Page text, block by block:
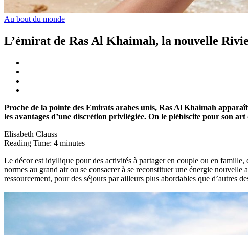
Au bout du monde
L’émirat de Ras Al Khaimah, la nouvelle
Proche de la pointe des Emirats arabes unis, Ras Al Khaimah
les avantages d’une discrétion privilégiée. On le plébiscite pour son
Elisabeth Clauss
Reading Time: 4 minutes
Le décor est idyllique pour des activités à partager en couple ou en
normes au grand air ou se consacrer à se reconstituer une énergie
ressourcement, pour des séjours par ailleurs plus abordables que d’autres